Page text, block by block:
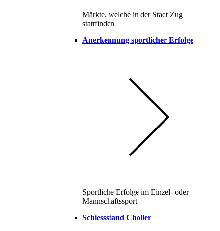
Märkte, welche in der Stadt Zug
stattfinden
Anerkennung sportlicher Erfolge
Sportliche Erfolge im Einzel- oder
Mannschaftssport
Schiessstand Choller